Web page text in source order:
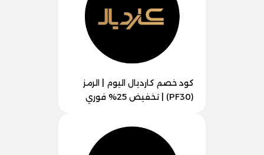
كود خصم كارديال اليوم | الرمز
(PF30) | تخفيض 25% فوري